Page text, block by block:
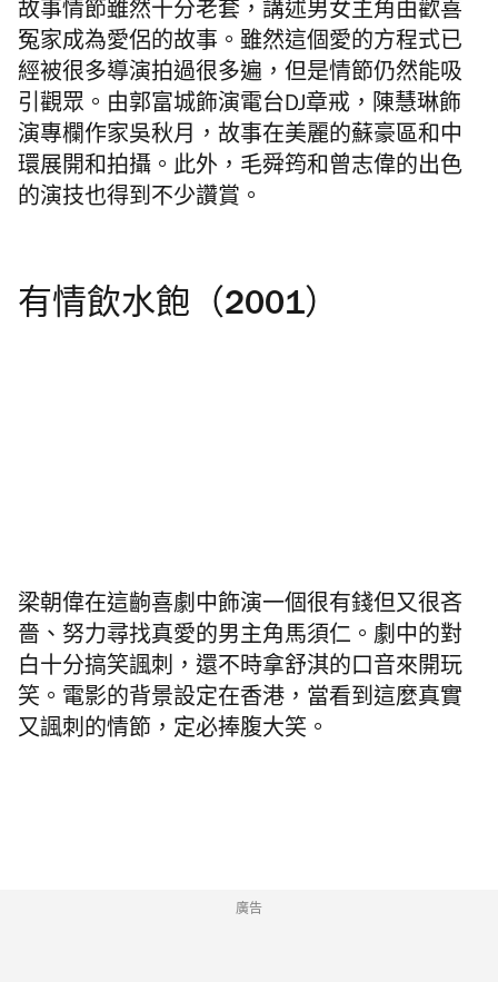
故事情節雖然十分老套，講述男女主角由歡喜
冤家成為愛侶的故事。雖然這個愛的方程式已
經被很多導演拍過很多遍，但是情節仍然能吸
引觀眾。由郭富城飾演電台DJ章戒，陳慧琳飾
演專欄作家吳秋月，故事在美麗的蘇豪區和中
環展開和拍攝。此外，毛舜筠和曾志偉的出色
的演技也得到不少讚賞。
有情飲水飽（2001）
梁朝偉在這齣喜劇中飾演一個很有錢但又很吝
嗇、努力尋找真愛的男主角馬須仁。劇中的對
白十分搞笑諷刺，還不時拿舒淇的口音來開玩
笑。電影的背景設定在香港，當看到這麼真實
又諷刺的情節，定必捧腹大笑。
廣告